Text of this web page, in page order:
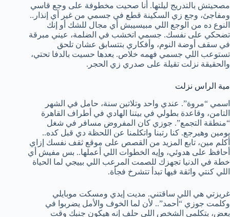
مصحيتش بالتدريج ليلتها. أنا صحيت مخطوفة على وجع قاسي
ومفاجئ، وجع زي السكينة قطع في جسمي من غير أي إنذار..
النوع ده من الوجع اللي مبيسيبش أي مجال للشك أو إنك
تضحكي على نفسك. جسمي اتخشب في الضلمة، عيني مبرقة
في سقف أوضة النوم، وأفكاري بتتسابق عشان تلحق
تستوعب اللي جسمي فهمه خلاص. بعدها حسيت بالدفا تحتي،
والحقيقة نزلت تقيلة على صدري زي الحجر.
مية الراس نزلت
اسمي “مروة”. عندي واحد وتلاتين سنة، حامل في الشهر
التامن، وقاعدة بطولي في بيتنا الهادي في أطراف القاهرة
“منطقة التجمع”. جوزي كان المفروض مسافر في شغل
يومين وهيرجع. كنا رتبنا واتكلمنا عن اللحظة دي قبل كده..
أكلم مين، تابع المزيد من القصص على موقع ثقف نفسك إزاي
أحافظ على هدوئي، وإيه الخطوات اللي أعملها.. بس مفيش أي
خطة في الدنيا تجهزك للصمت المرعب اللي بييجي لما الحياة
اللي كنتي واثقة فيها تبدأ تتشرخ فجأة.
غريزتي هي اللي ساقتني. مديت إيدي ومسكت موبايلي
وكلمت جوزي “أحمد”.. لأن لما الخوف والأمل يضربوا في
بعض، بتكلمي الشخص اللي حلف إنه هيكون جنبك وقت